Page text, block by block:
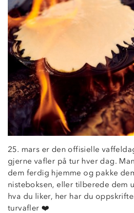
25. mars er den offisielle
gjerne vafler på tur hver dag.
dem ferdig hjemme og pakke
nisteboksen, eller tilberede dem
hva du liker, her har du
turvafler ❤️